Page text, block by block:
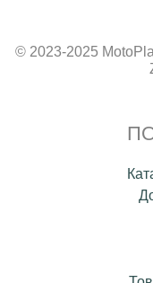
© 2023-2025